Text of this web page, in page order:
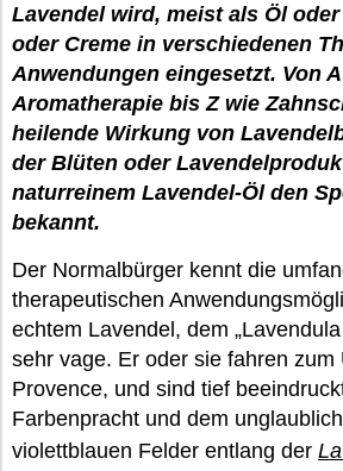
Lavendel wird, meist als Öl
oder Creme in verschiedenen
Anwendungen eingesetzt. Von
Aromatherapie bis Z wie
heilende Wirkung von
der Blüten oder
naturreinem Lavendel-Öl den
bekannt.
Der Normalbürger kennt die
therapeutischen
echtem Lavendel, dem
sehr vage. Er oder sie fahren zum
Provence, und sind tief
Farbenpracht und dem
violettblauen Felder entlang der